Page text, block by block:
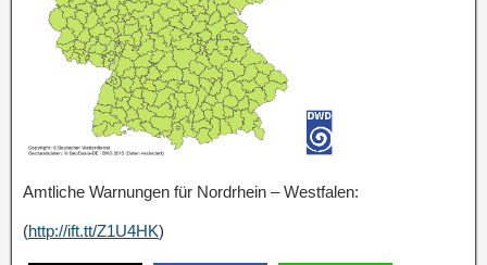
Amtliche Warnungen für Nordrhein – Westfalen:
(http://ift.tt/Z1U4HK)